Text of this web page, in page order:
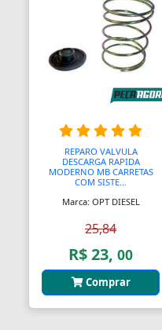
Barra De Torção
Barra Estabilizadora
Barras Axiais
Barras LED
Barras Roscadas
Barras de Ling
Bases
REPARO VALVULA
DESCARGA RAPIDA
MODERNO MB CARRETAS
COM SISTE...
Marca: OPT DIESEL
25,84
R$ 23, 00
Comprar